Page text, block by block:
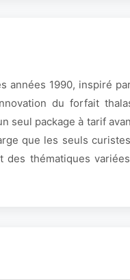
années 1990, inspiré
du forfait
seul package à tarif
que les seuls
des thématiques